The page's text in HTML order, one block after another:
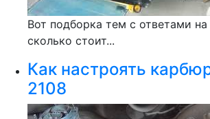
Вот подборка тем с ответами
сколько стоит...
Как настроять
2108